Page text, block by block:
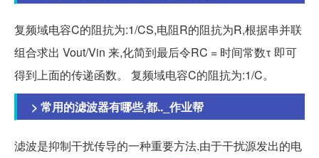
复频域电容C的阻抗为:1/CS,电阻R的阻抗为R,根据串并联
组合求出 Vout/Vin 来,化简到最后令RC = 时间常数τ 即可
得到上面的传递函数。 复频域电容C的阻抗为:1/C。
> 常用的滤波器有哪些,都.._作业帮
滤波是抑制干扰传导的一种重要方法.由于干扰源发出的电